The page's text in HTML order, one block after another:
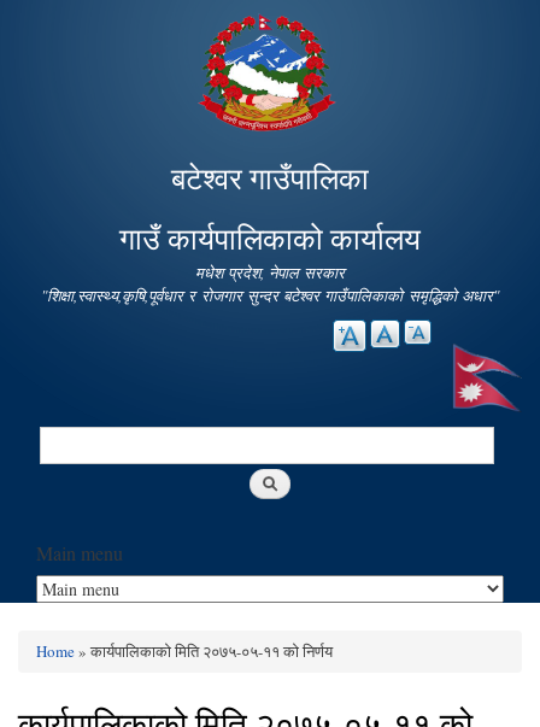
main
content
बटेश्वर गाउँपालिका
गाउँ कार्यपालिकाको कार्यालय
मधेश प्रदेश, नेपाल सरकार
"शिक्षा,स्वास्थ्य,कृषि,पूर्वधार र रोजगार सुन्दर बटेश्वर गाउँपालिकाको समृद्धिको अधार"
Search
Main menu
Home» कार्यपालिकाको मिति २०७५-०५-११ को निर्णय